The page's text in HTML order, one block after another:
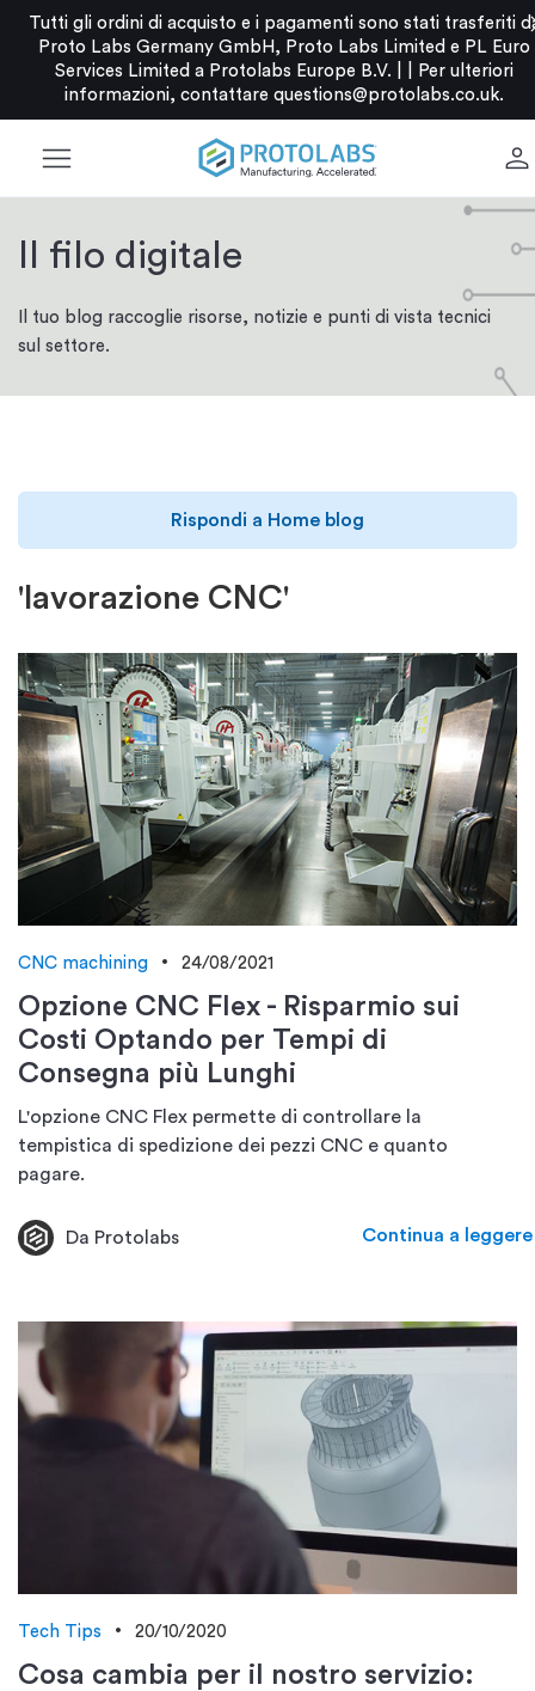
Tutti gli ordini di acquisto e i pagamenti sono stati trasferiti
Proto Labs Germany GmbH, Proto Labs Limited e PL Euro
Services Limited a Protolabs Europe B.V. |
Per ulteriori
informazioni, contattare questions@protolabs.co.uk.
menu person
Il filo digitale
Il tuo blog raccoglie risorse, notizie e punti di vista tecnici
sul settore.
'lavorazione CNC'
Rispondi a Home blog
CNC machining 24/08/2021
Opzione CNC Flex - Risparmio sui
Costi Optando per Tempi di
Consegna più Lunghi
L'opzione CNC Flex permette di controllare la
tempistica di spedizione dei pezzi CNC e quanto
pagare.
Da Protolabs Continua a leggere
Tech Tips 20/10/2020
Cosa cambia per il nostro servizio: